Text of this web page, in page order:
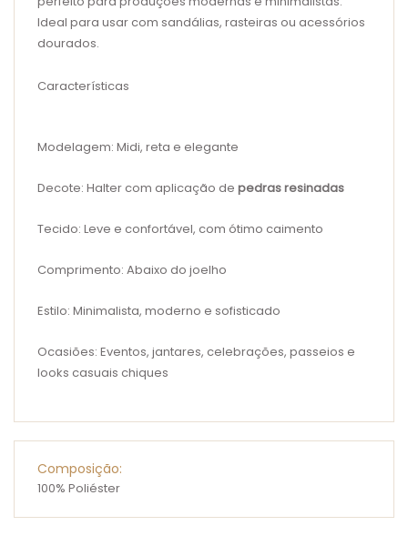
Ideal para usar com sandálias, rasteiras ou acessórios
dourados.
Características
Modelagem: Midi, reta e elegante
Decote: Halter com aplicação de pedras resinadas
Tecido: Leve e confortável, com ótimo caimento
Comprimento: Abaixo do joelho
Estilo: Minimalista, moderno e sofisticado
Ocasiões: Eventos, jantares, celebrações, passeios e
looks casuais chiques
Composição:
100% Poliéster